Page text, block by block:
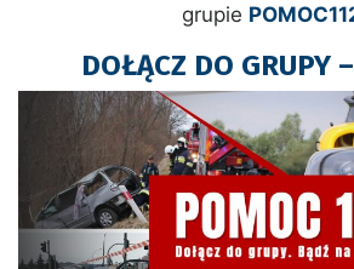
grupie
DOŁĄCZ DO GRUPY